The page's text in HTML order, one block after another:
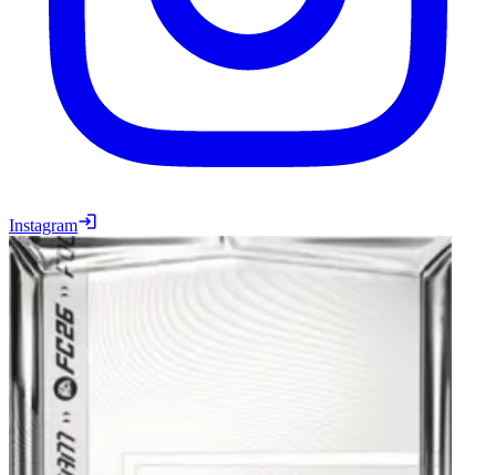
Instagram